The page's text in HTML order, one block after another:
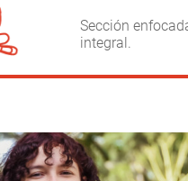
Sección
integral.